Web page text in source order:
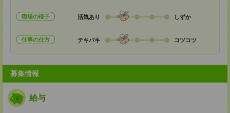
職場の様子 活気あり しずか
仕事の仕方 テキパキ コツコツ
募集情報
給与